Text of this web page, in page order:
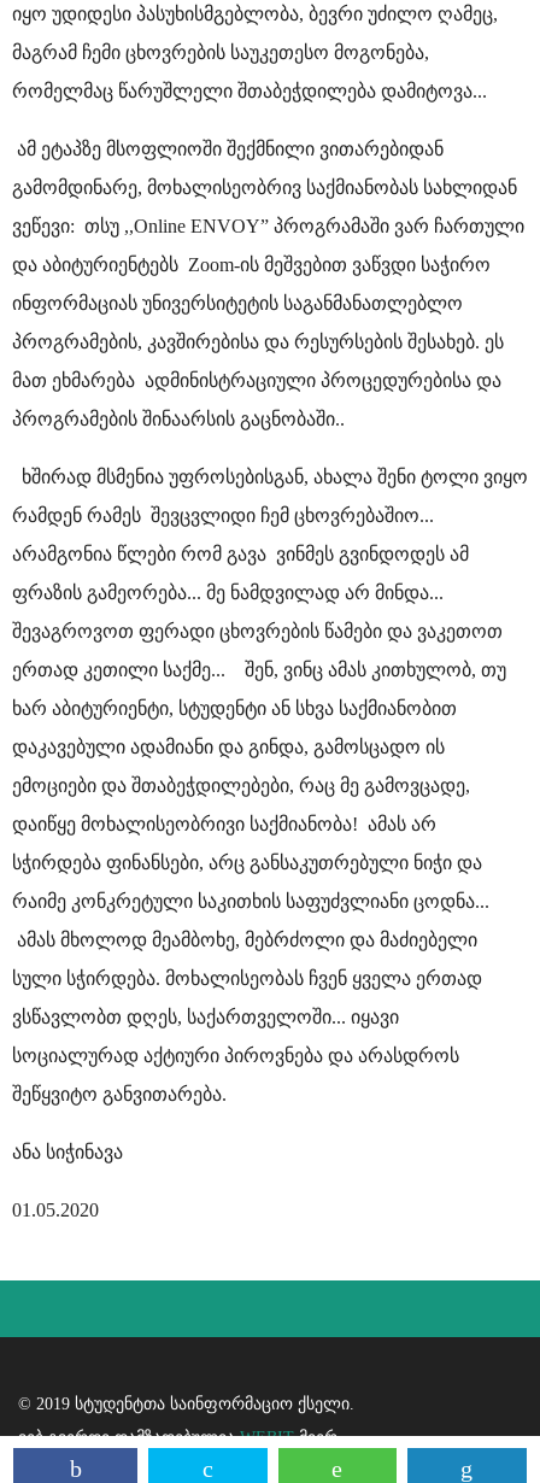
იყო უდიდესი პასუხისმგებლობა, ბევრი უძილო ღამეც,
მაგრამ ჩემი ცხოვრების საუკეთესო მოგონება,
რომელმაც წარუშლელი შთაბეჭდილება დამიტოვა...
ამ ეტაპზე მსოფლიოში შექმნილი ვითარებიდან
გამომდინარე, მოხალისეობრივ საქმიანობას სახლიდან
ვეწევი: თსუ ,,Online ENVOY” პროგრამაში ვარ ჩართული
და აბიტურიენტებს Zoom-ის მეშვებით ვაწვდი საჭირო
ინფორმაციას უნივერსიტეტის საგანმანათლებლო
პროგრამების, კავშირებისა და რესურსების შესახებ. ეს
მათ ეხმარება ადმინისტრაციული პროცედურებისა და
პროგრამების შინაარსის გაცნობაში..
ხშირად მსმენია უფროსებისგან, ახალა შენი ტოლი ვიყო
რამდენ რამეს შევცვლიდი ჩემ ცხოვრებაშიო...
არამგონია წლები რომ გავა ვინმეს გვინდოდეს ამ
ფრაზის გამეორება... მე ნამდვილად არ მინდა...
შევაგროვოთ ფერადი ცხოვრების წამები და ვაკეთოთ
ერთად კეთილი საქმე... შენ, ვინც ამას კითხულობ, თუ
ხარ აბიტურიენტი, სტუდენტი ან სხვა საქმიანობით
დაკავებული ადამიანი და გინდა, გამოსცადო ის
ემოციები და შთაბეჭდილებები, რაც მე გამოვცადე,
დაიწყე მოხალისეობრივი საქმიანობა! ამას არ
სჭირდება ფინანსები, არც განსაკუთრებული ნიჭი და
რაიმე კონკრეტული საკითხის საფუძვლიანი ცოდნა...
ამას მხოლოდ მეამბოხე, მებრძოლი და მაძიებელი
სული სჭირდება. მოხალისეობას ჩვენ ყველა ერთად
ვსწავლობთ დღეს, საქართველოში... იყავი
სოციალურად აქტიური პიროვნება და არასდროს
შეწყვიტო განვითარება.
ანა სიჭინავა
01.05.2020
© 2019 სტუდენტთა საინფორმაციო ქსელი.
ვებ გვერდი დამზადებულიაWEBITმიერ